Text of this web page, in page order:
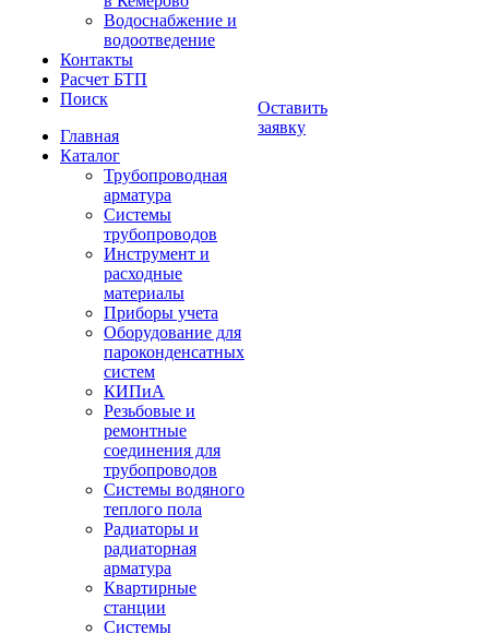
Водоснабжение и
водоотведение
Контакты
Расчет БТП
Поиск
Главная
Каталог
Трубопроводная
арматура
Системы
трубопроводов
Инструмент и
расходные
материалы
Приборы учета
Оборудование для
пароконденсатных
систем
КИПиА
Резьбовые и
ремонтные
соединения для
трубопроводов
Системы водяного
теплого пола
Радиаторы и
радиаторная
арматура
Квартирные
станции
Системы
Оставить
заявку